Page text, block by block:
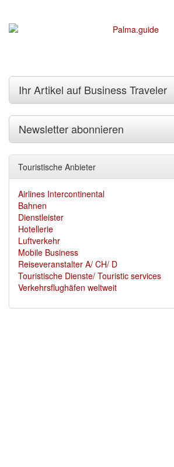
Ihr Artikel auf Business Traveler
Newsletter abonnieren
Touristische Anbieter
Airlines Intercontinental
Bahnen
Dienstleister
Hotellerie
Luftverkehr
Mobile Business
Reiseveranstalter A/ CH/ D
Touristische Dienste/ Touristic services
Verkehrsflughäfen weltweit